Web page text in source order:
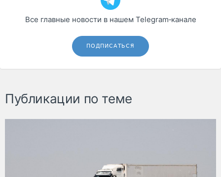
Все главные новости в нашем Telegram‑канале
ПОДПИСАТЬСЯ
Публикации по теме